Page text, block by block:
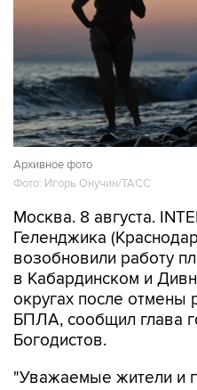
Архивное фото
Фото: Игорь Онучин/ТАСС
Москва. 8 августа.
Геленджика
возобновили работу
в Кабардинском и
округах после отмены
БПЛА, сообщил глава
Богодистов.
"Уважаемые жители и